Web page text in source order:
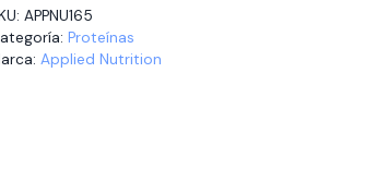
APPNU165
Proteínas
Applied Nutrition